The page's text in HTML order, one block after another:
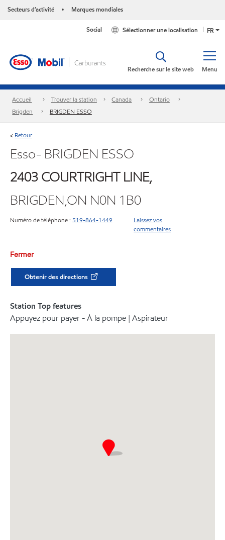
Secteurs d’activité • Marques mondiales
FR
Sélectionner une localisation
Social
Menu
Recherche sur le site web
Accueil Trouver la station Canada
Ontario
Brigden
BRIGDEN ESSO
< Retour
Esso- BRIGDEN ESSO
2403 COURTRIGHT LINE,
BRIGDEN,ON N0N 1B0
Numéro de téléphone : 519-864-1449
Laissez vos
commentaires
Fermer
Obtenir des directions
Station Top features
Appuyez pour payer - À la pompe | Aspirateur